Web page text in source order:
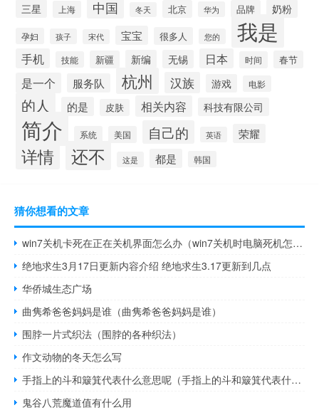
三星 上海 中国 冬天 北京 华为 品牌 奶粉
孕妇 孩子 宋代 宝宝 很多人 您的 我是
手机 技能 新疆 新编 无锡 日本 时间 春节
是一个 服务队 杭州 汉族 游戏 电影
的人 的是 皮肤 相关内容 科技有限公司
简介 系统 美国 自己的 英语 荣耀
详情 还不 这是 都是 韩国
猜你想看的文章
win7关机卡死在正在关机界面怎么办（win7关机时电脑死机怎么解决）
绝地求生3月17日更新内容介绍 绝地求生3.17更新到几点
华侨城生态广场
曲隽希爸爸妈妈是谁（曲隽希爸爸妈妈是谁）
围脖一片式织法（围脖的各种织法）
作文动物的冬天怎么写
手指上的斗和簸箕代表什么意思呢（手指上的斗和簸箕代表什么意思）
鬼谷八荒魔道值有什么用